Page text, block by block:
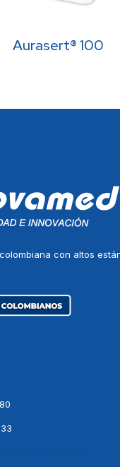
Aurasert® 100
con altos